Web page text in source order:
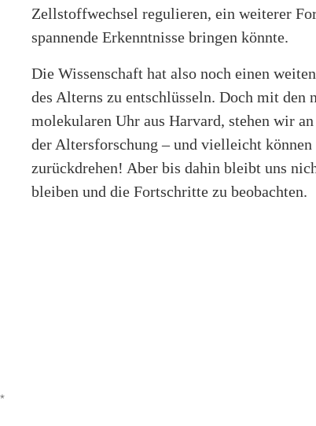
Zellstoffwechsel regulieren, ein weiterer
spannende Erkenntnisse bringen könnte.
Die Wissenschaft hat also noch einen
des Alterns zu entschlüsseln. Doch mit den
molekularen Uhr aus Harvard, stehen wir
der Altersforschung – und vielleicht
zurückdrehen! Aber bis dahin bleibt uns
bleiben und die Fortschritte zu beobachten.